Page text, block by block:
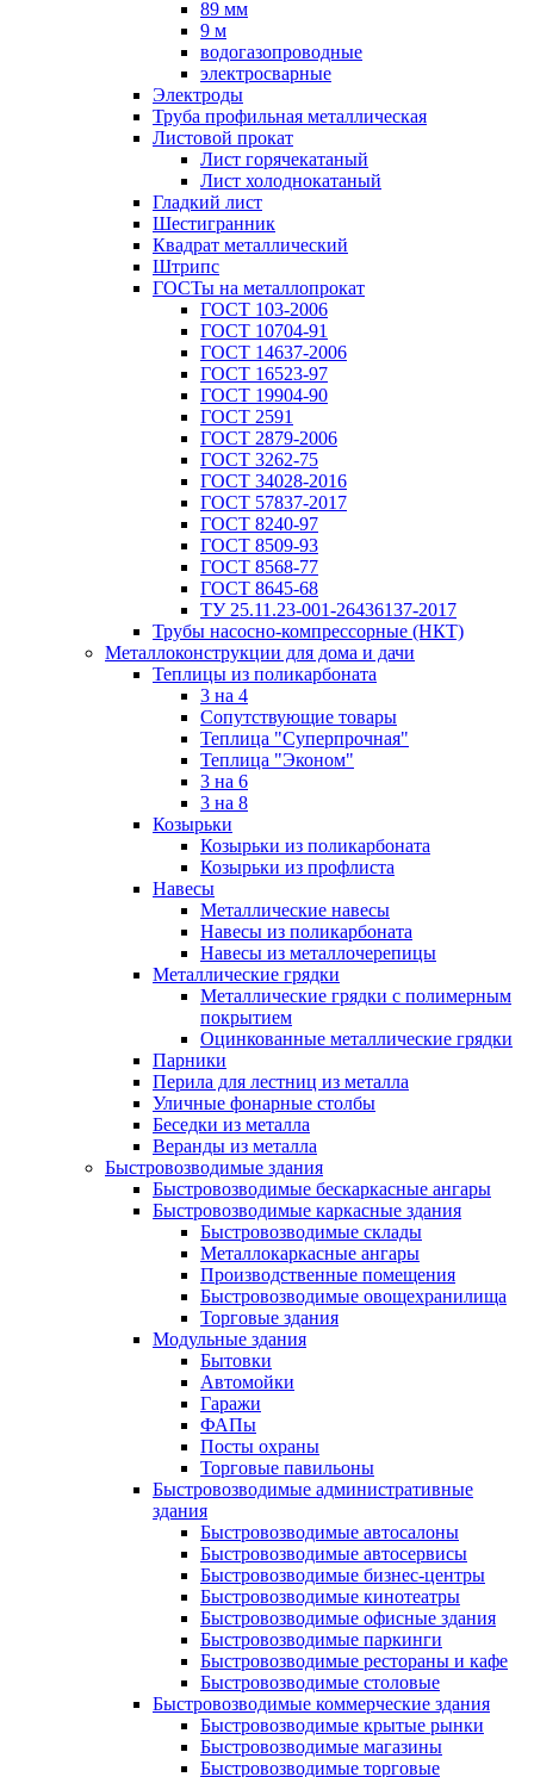
89 мм
9 м
водогазопроводные
электросварные
Электроды
Труба профильная металлическая
Листовой прокат
Лист горячекатаный
Лист холоднокатаный
Гладкий лист
Шестигранник
Квадрат металлический
Штрипс
ГОСТы на металлопрокат
ГОСТ 103-2006
ГОСТ 10704-91
ГОСТ 14637-2006
ГОСТ 16523-97
ГОСТ 19904-90
ГОСТ 2591
ГОСТ 2879-2006
ГОСТ 3262-75
ГОСТ 34028-2016
ГОСТ 57837-2017
ГОСТ 8240-97
ГОСТ 8509-93
ГОСТ 8568-77
ГОСТ 8645-68
ТУ 25.11.23-001-26436137-2017
Трубы насосно-компрессорные (НКТ)
Металлоконструкции для дома и дачи
Теплицы из поликарбоната
3 на 4
Сопутствующие товары
Теплица "Суперпрочная"
Теплица "Эконом"
3 на 6
3 на 8
Козырьки
Козырьки из поликарбоната
Козырьки из профлиста
Навесы
Металлические навесы
Навесы из поликарбоната
Навесы из металлочерепицы
Металлические грядки
Металлические грядки с полимерным
покрытием
Оцинкованные металлические грядки
Парники
Перила для лестниц из металла
Уличные фонарные столбы
Беседки из металла
Веранды из металла
Быстровозводимые здания
Быстровозводимые бескаркасные ангары
Быстровозводимые каркасные здания
Быстровозводимые склады
Металлокаркасные ангары
Производственные помещения
Быстровозводимые овощехранилища
Торговые здания
Модульные здания
Бытовки
Автомойки
Гаражи
ФАПы
Посты охраны
Торговые павильоны
Быстровозводимые административные
здания
Быстровозводимые автосалоны
Быстровозводимые автосервисы
Быстровозводимые бизнес-центры
Быстровозводимые кинотеатры
Быстровозводимые офисные здания
Быстровозводимые паркинги
Быстровозводимые рестораны и кафе
Быстровозводимые столовые
Быстровозводимые коммерческие здания
Быстровозводимые крытые рынки
Быстровозводимые магазины
Быстровозводимые торговые